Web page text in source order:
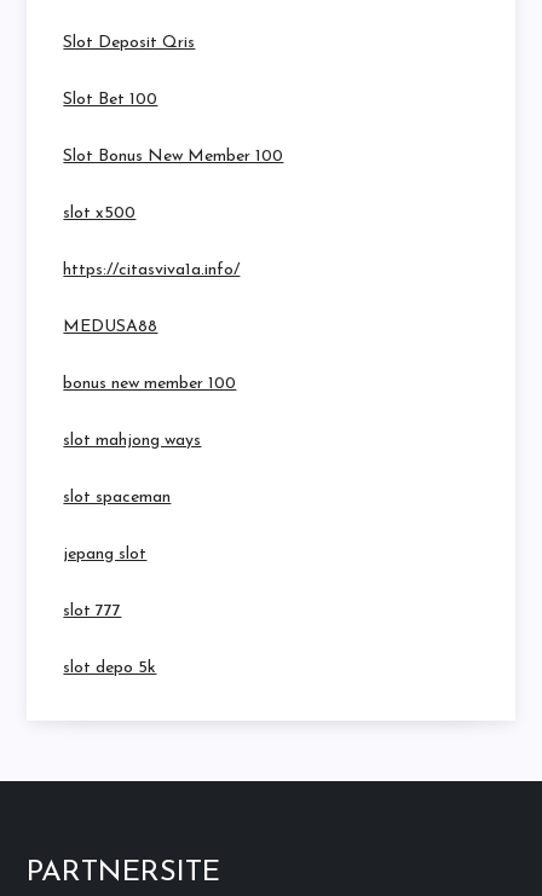
Slot Deposit Qris
Slot Bet 100
Slot Bonus New Member 100
slot x500
https://citasviva1a.info/
MEDUSA88
bonus new member 100
slot mahjong ways
slot spaceman
jepang slot
slot 777
slot depo 5k
PARTNERSITE